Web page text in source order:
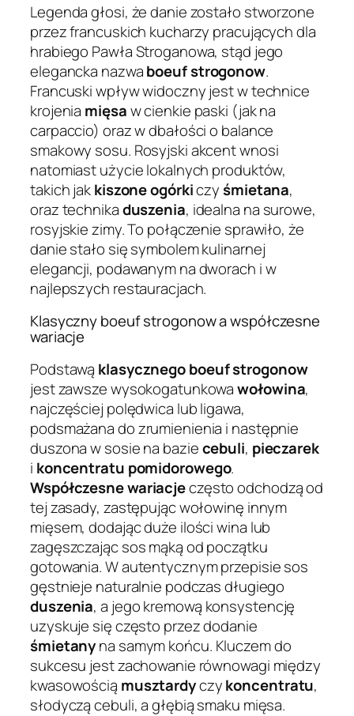
Legenda głosi, że danie zostało stworzone
przez francuskich kucharzy pracujących dla
hrabiego Pawła Stroganowa, stąd jego
elegancka nazwaboeuf strogonow.
Francuski wpływ widoczny jest w technice
krojenia mięsaw cienkie paski (jak na
carpaccio) oraz w dbałości o balance
smakowy sosu. Rosyjski akcent wnosi
natomiast użycie lokalnych produktów,
takich jakkiszone ogórkiczyśmietana,
oraz technikaduszenia, idealna na surowe,
rosyjskie zimy. To połączenie sprawiło, że
danie stało się symbolem kulinarnej
elegancji, podawanym na dworach i w
najlepszych restauracjach.
Klasyczny boeuf strogonow a współczesne
wariacje
Podstawą klasycznego boeuf strogonow
jest zawsze wysokogatunkowawołowina,
najczęściej polędwica lub ligawa,
podsmażana do zrumienienia i następnie
duszona w sosie na baziecebuli, pieczarek
i koncentratu pomidorowego.
Współczesne wariacjeczęsto odchodzą od
tej zasady, zastępując wołowinę innym
mięsem, dodając duże ilości wina lub
zagęszczając sos mąką od początku
gotowania. W autentycznym przepisie sos
gęstnieje naturalnie podczas długiego
duszenia, a jego kremową konsystencję
uzyskuje się często przez dodanie
śmietanyna samym końcu. Kluczem do
sukcesu jest zachowanie równowagi między
kwasowością musztardyczykoncentratu,
słodyczą cebuli, a głębią smaku mięsa.